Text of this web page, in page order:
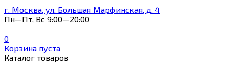
г. Москва, ул. Большая Марфинская, д. 4
Пн—Пт, Вс 9:00—20:00
0
Корзина пуста
Каталог товаров